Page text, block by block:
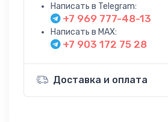
Написать в Telegram:
+7 969 777-48-13
Написать в MAX:
+7 903 172 75 28
Доставка и оплата